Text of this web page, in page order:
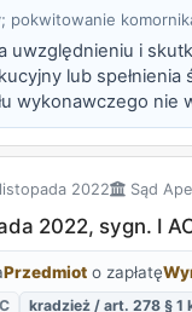
pokwitowanie
uwzględnieniu i
lub
wykonawczego nie
bowiem z art.
2022 Sąd
2022, sygn. I
Przedmiot o zapłatę
kradzież / art. 278 § 1